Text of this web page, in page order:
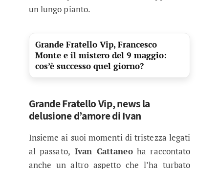
un lungo pianto.
Grande Fratello Vip, Francesco
Monte e il mistero del 9 maggio:
cos’è successo quel giorno?
Grande Fratello Vip, news la
delusione d’amore di Ivan
Insieme ai suoi momenti di tristezza legati
al passato, Ivan Cattaneoha raccontato
anche un altro aspetto che l’ha turbato